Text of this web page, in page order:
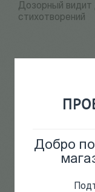
Добро
Дозорный видит
стихотворений